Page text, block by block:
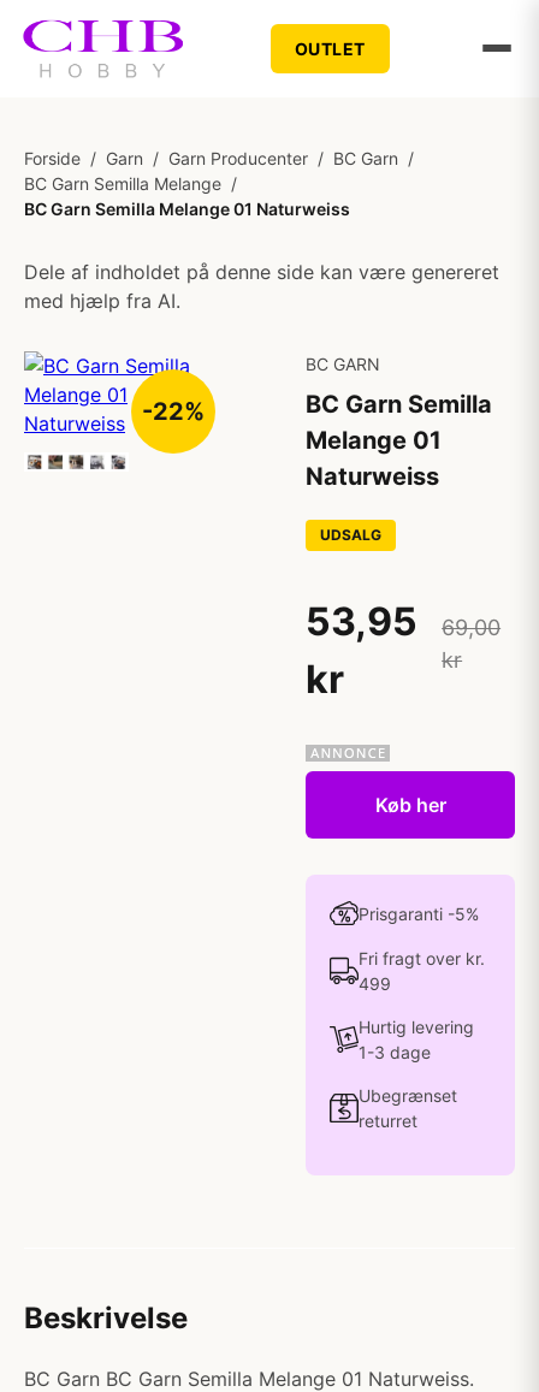
OUTLET
Forside / Garn / Garn Producenter / BC Garn /
BC Garn Semilla Melange /
BC Garn Semilla Melange 01 Naturweiss
Dele af indholdet på denne side kan være genereret
med hjælp fra AI.
-22%
BC GARN
BC Garn Semilla
Melange 01
Naturweiss
UDSALG
53,95
kr
69,00
kr
Køb her
Prisgaranti -5%
Fri fragt over kr.
499
Hurtig levering
1-3 dage
Ubegrænset
returret
Beskrivelse
BC Garn BC Garn Semilla Melange 01 Naturweiss.